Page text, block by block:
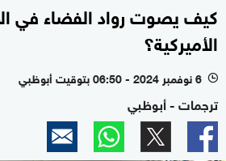
كيف يصوت رواد الفضاء في
الأميركية؟
l 6 نوفمبر 2024 - 06:50 بتوقيت أبوظبي
ترجمات - أبوظبي